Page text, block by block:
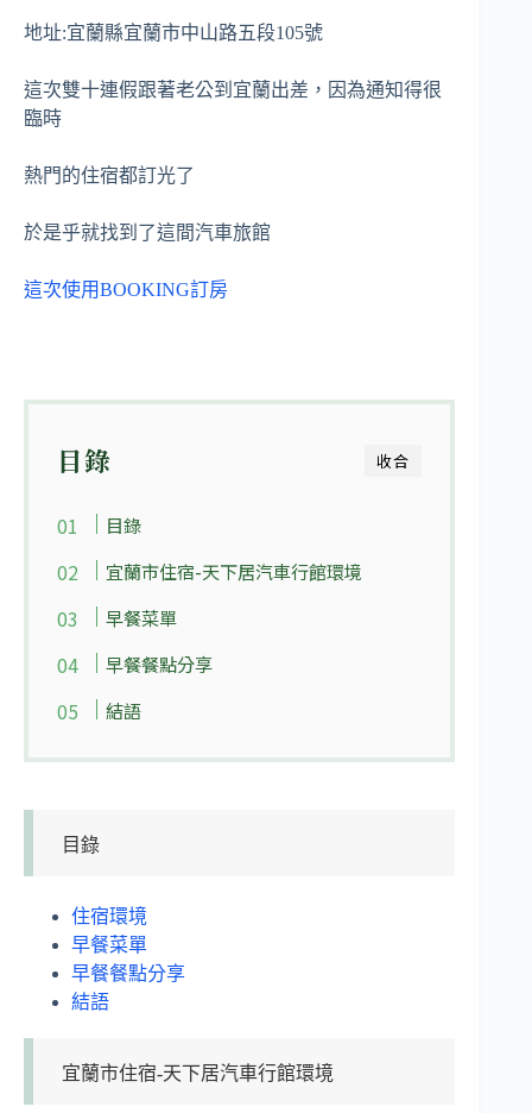
地址:宜蘭縣宜蘭市中山路五段105號
這次雙十連假跟著老公到宜蘭出差，因為通知得很
臨時
熱門的住宿都訂光了
於是乎就找到了這間汽車旅館
這次使用BOOKING訂房
收合
目錄
目錄
宜蘭市住宿-天下居汽車行館環境
早餐菜單
早餐餐點分享
結語
目錄
住宿環境
早餐菜單
早餐餐點分享
結語
宜蘭市住宿-天下居汽車行館環境